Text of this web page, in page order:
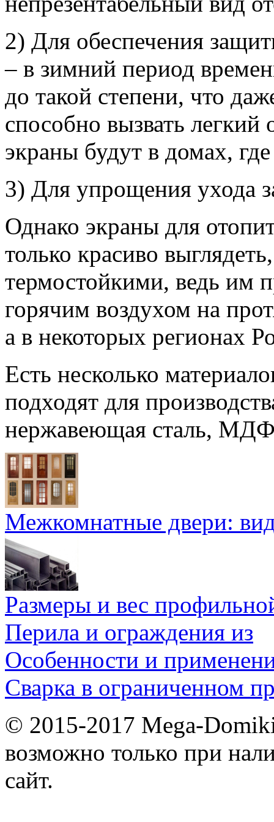
2) Для обеспечения
– в зимний период
до такой степени, что
способно вызвать
экраны будут в домах,
3) Для упрощения ухода
Однако экраны для
только красиво
термостойкими, ведь им
горячим воздухом на
а в некоторых регионах
Есть несколько
подходят для
нержавеющая сталь,
Межкомнатные двери:
Размеры и вес
Перила и ограждения из
Особенности и
Сварка в ограниченном
© 2015-2017 Mega-
возможно только при
сайт.